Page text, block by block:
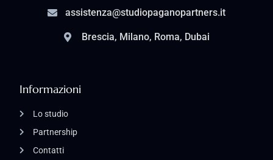
Informazioni
Lo studio
Partnership
Contatti
assistenza@studiopaganopartners.it
Brescia, Milano, Roma, Dubai